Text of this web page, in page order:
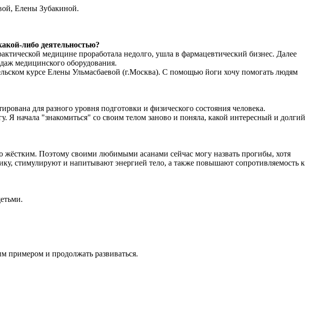
Елены Зубакиной.
либо деятельностью?
медицине проработала недолго, ушла в фармацевтический бизнес. Далее
медицинского оборудования.
курсе Елены Ульмасбаевой (г.Москва). С помощью йоги хочу помогать людям
для разного уровня подготовки и физического состояния человека.
начала "знакомиться" со своим телом заново и поняла, какой интересный и долгий
жёстким. Поэтому своими любимыми асанами сейчас могу назвать прогибы, хотя
стимулируют и напитывают энергией тело, а также повышают сопротивляемость к
примером и продолжать развиваться.